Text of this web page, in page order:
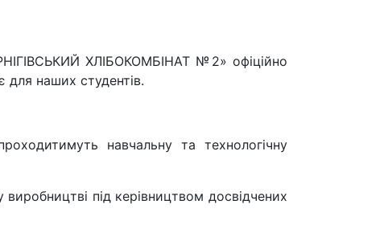
ХЛІБОКОМБІНАТ №2» офіційно
для наших студентів.
навчальну та технологічну
виробництві під керівництвом досвідчених